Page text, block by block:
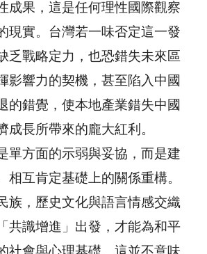
成果，這是任何理性國際觀察
現實。台灣若一味否定這一發
乏戰略定力，也恐錯失未來區
影響力的契機，甚至陷入中國
的錯覺，使本地產業錯失中國
成長所帶來的龐大紅利。
單方面的示弱與妥協，而是建
相互肯定基礎上的關係重構。
族，歷史文化與語言情感交織
共識增進」出發，才能為和平
社會與心理基礎。這並不意味